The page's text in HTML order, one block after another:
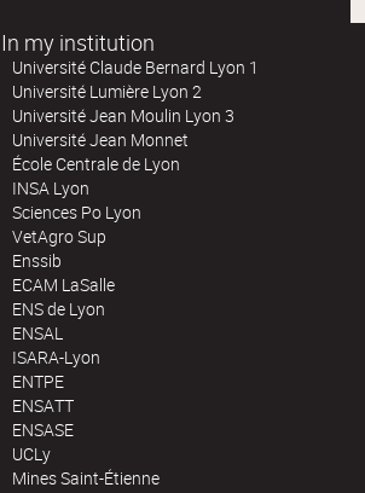
In my institution
Université Claude Bernard Lyon 1
Université Lumière Lyon 2
Université Jean Moulin Lyon 3
Université Jean Monnet
École Centrale de Lyon
INSA Lyon
Sciences Po Lyon
VetAgro Sup
Enssib
ECAM LaSalle
ENS de Lyon
ENSAL
ISARA-Lyon
ENTPE
ENSATT
ENSASE
UCLy
Mines Saint-Étienne